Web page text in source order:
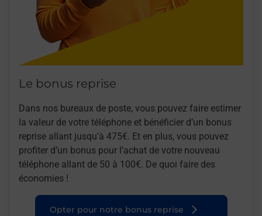
Le bonus reprise
Dans nos bureaux de poste, vous pouvez faire estimer
la valeur de votre téléphone et bénéficier d’un bonus
reprise allant jusqu’à 475€. Et en plus, vous pouvez
profiter d’un bonus pour l’achat de votre nouveau
téléphone allant de 50 à 100€. De quoi faire des
économies !
Opter pour notre bonus reprise